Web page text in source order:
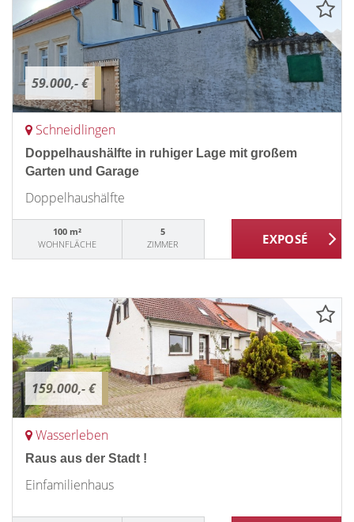
59.000,- €
Schneidlingen
Doppelhaushälfte in ruhiger Lage mit großem
Garten und Garage
Doppelhaushälfte
100 m²
WOHNFLÄCHE
5
ZIMMER
159.000,- €
Wasserleben
Raus aus der Stadt !
Einfamilienhaus